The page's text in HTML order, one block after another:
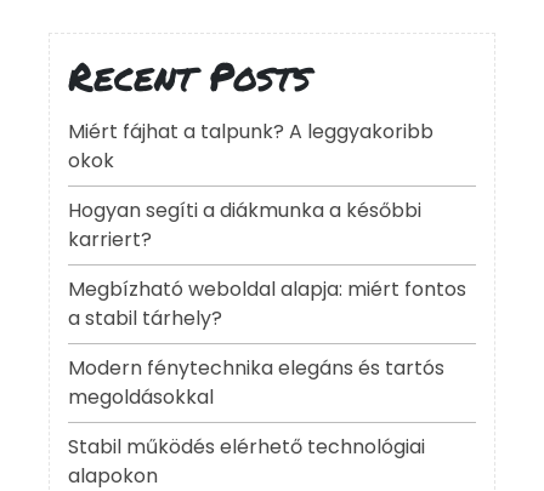
Recent Posts
Miért fájhat a talpunk? A leggyakoribb
okok
Hogyan segíti a diákmunka a későbbi
karriert?
Megbízható weboldal alapja: miért fontos
a stabil tárhely?
Modern fénytechnika elegáns és tartós
megoldásokkal
Stabil működés elérhető technológiai
alapokon